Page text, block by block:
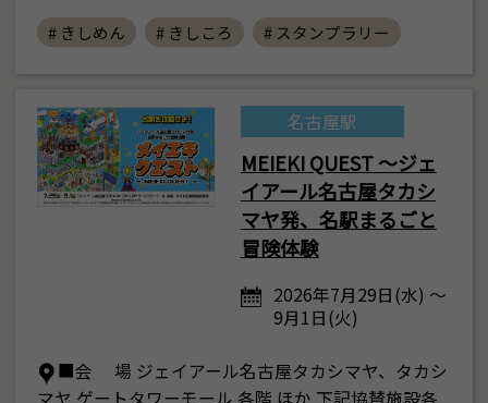
# きしめん # きしころ # スタンプラリー
名古屋駅
MEIEKI QUEST ～ジェ
イアール名古屋タカシ
マヤ発、名駅まるごと
冒険体験
2026年7月29日(水) ～
9月1日(火)
■会 場 ジェイアール名古屋タカシマヤ、タカシ
マヤ ゲートタワーモール 各階 ほか 下記協賛施設各